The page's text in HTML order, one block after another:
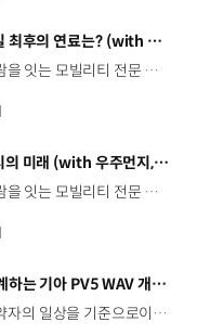
미래 모빌리티를 움직일 최후의 연료는? (with 우주먼지, 항성) | 현대진행형 팟캐스트 EP. 21
세상을 바꿀 기술과 사람을 잇는 모빌리티 전문 팟캐스트, 현대진행형. 🔊 과학커뮤니케이터 이독실, 여도은 앵커,그리고 천문학자 우주먼지, 과학커뮤니케이터 항성과 함께했습니다. 휘발유부터 전기차, 수소전기차, 하이브리드까지미래 모빌리티를 움직일 연료는 무엇일까요? 스물한 번째 에피소드에서는 자동차의 '연료'를 주제로다양한 에너지가 만들어갈 미래 모빌리티 라이프스타일을 이야기합니다. 연료가 바뀌면 자동차도, 우리의 이동 방식도 달라지지 않을까요?현대진행형 21편에서 확인해 보세요. 현대진행형 팟빵▶ 현대진행형 애플 팟캐스트▶현대진행형 스포티파이▶ 00:00 하이라이트00:21 인트로 / 자기소개00:58 자동차의 성격, 무엇으로 결정될까?03:38 연료란, 자동차의 성격을 결정하는 DNA04:24 휘발유는 어떻게 연료 경쟁에서 살아남았을까06:09 휘발유의 과거와 현재, 유연휘발유 속 납성분07:02 지구를 납으로 오염시키던 유연휘발유가 사라진 이유08:47 달리는 전자제품이 된 자동차, SDV 시대로의 전환09:46 '기계공학' 시스템에서 '소프트웨어'로 변화하는 모빌리티11:18 친환경차 시대가 오기까지의 기술적 과제11:43 전기차 배터리가 풀어야 할 숙제12:25 배터리를 관리하는 BMS 기술13:51 수소전기차, 인프라가 먼저일까 수요가 먼저일까?14:23 수소가 청정 연료로 주목받는 이유15:08 우주에서 가장 흔한 원소, 수소 생산과 운송의 현실적인 과제16:49 수소가 필요한 모빌리티는 따로 있다18:21 하이브리드가 대세인 시대, 그 이유는? 19:26 하이브리드는 연료 과도기를 견디게 해주는 기술21:44 전기·수소·하이브리드를 함께 준비하는 멀티 파워트레인 전략이란?23:30 클로징 *본 영상에 포함된 참여자의 의견은 현대자동차그룹의 공식 입장과 다를 수 있습니다. #현대자동차그룹 #현대진행형 #모빌리티팟캐스트 #전기차 #수소전기차 #연료 #에너지 #미래모빌리티 #모빌리티 #팟캐스트
하늘길과 우주 모빌리티의 미래 (with 우주먼지, 항성) | 현대진행형 팟캐스트 EP. 20
세상을 바꿀 기술과 사람을 잇는 모빌리티 전문 팟캐스트, 현대진행형. 🔊 과학커뮤니케이터 이독실, 여도은 앵커,그리고 천문학자 우주먼지, 과학커뮤니케이터 항성과 함께했습니다. 우주정거장을 거쳐 뉴욕으로 향하는 미래를 상상해본 적 있나요?스무 번째 에피소드에서는 하늘 위 교통 체계와 이동 수단의 모습,그리고 지상을 넘어 우주로 확장되는 모빌리티의 가능성까지 살펴봅니다. 하늘길이 열리면 우리의 일상은 어떻게 달라질지,현대진행형 20편에서 확인해 보세요. 현대진행형 팟빵▶현대진행형 애플 팟캐스트▶현대진행형 스포티파이▶ 00:00 하이라이트00:24 인트로 / 자기소개00:47 하늘길의 교통은 어떻게 다를까02:33 하늘의 교통 관제 시스템03:10 하늘을 나는 자동차의 모습은?05:10 미래 하늘길의 동력원과 연료06:42 휘발유 대신 항공유가 쓰일 가능성07:18 자동차에서 모빌리티로의 변화08:13 하늘길 시대의 도로와 도시10:02 우주 모빌리티는 어디까지 가능할까12:18 우주를 경험하는 미래12:57 우주로 확장되는 모빌리티13:30 하늘과 우주에서 좋은 차의 기준은?14:54 우주 관광은 누구나 가능할까16:35 현대로템과 한국 우주 산업의 미래18:37 미래 모빌리티가 바꿀 우리의 일상 *본 영상에 포함된 참여자의 의견은 현대자동차그룹의 공식 입장과 다를 수 있습니다. #현대자동차그룹 #현대진행형 #모빌리티팟캐스트 #UAM #스카이모빌리티 #하늘길 #자율주행 #우주 #우주항공 #모빌리티 #팟캐스트
무한한 이동 경험을 설계하는 기아 PV5 WAV 개발 스토리 | The Moving Room
기아 PV5 WAV는 교통약자의 일상을 기준으로이동 과정을 다시 설계했습니다. 탑승자의 목적에 맞게 확장되는 모빌리티, PV5 WAV 개발 스토리를 영상으로 확인해 보세요. #현대자동차그룹 #TheMovingRoom #기아 #PV5 #PV5WAV #PBV #목적기반모빌리티